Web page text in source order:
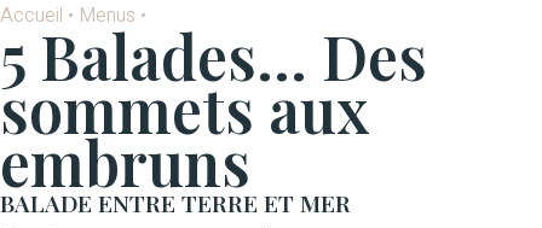
Accueil • Menus •
5 Balades… Des
sommets aux
embruns
BALADE ENTRE TERRE ET MER